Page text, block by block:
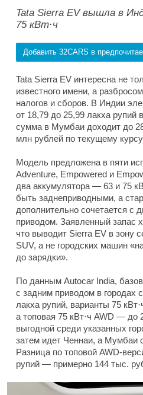
Tata Sierra EV вышла в
75 кВт·ч
Добавить 32CARS в
Tata Sierra EV интересна не
известного имени, а
налогов и сборов. В Индии
от 18,79 до 25,99 лакха рупий
сумма в Мумбаи доходит до
млн рублей по текущему
Модель предложена в пяти
Adventure, Empowered и
два аккумулятора — 63 и 75
быть заднеприводными, а
дополнительно сочетается с
приводом. Заявленный запас
что выводит Sierra EV в зону
SUV, а не городских машин
до зарядки».
По данным Autocar India,
с задним приводом в городах
лакха рупий, варианты 75
а топовая 75 кВт·ч AWD — до
выгодной среди указанных
затем идет Ченнаи, а Мумбаи
Разница по топовой AWD-
рупий — примерно 144 тыс.